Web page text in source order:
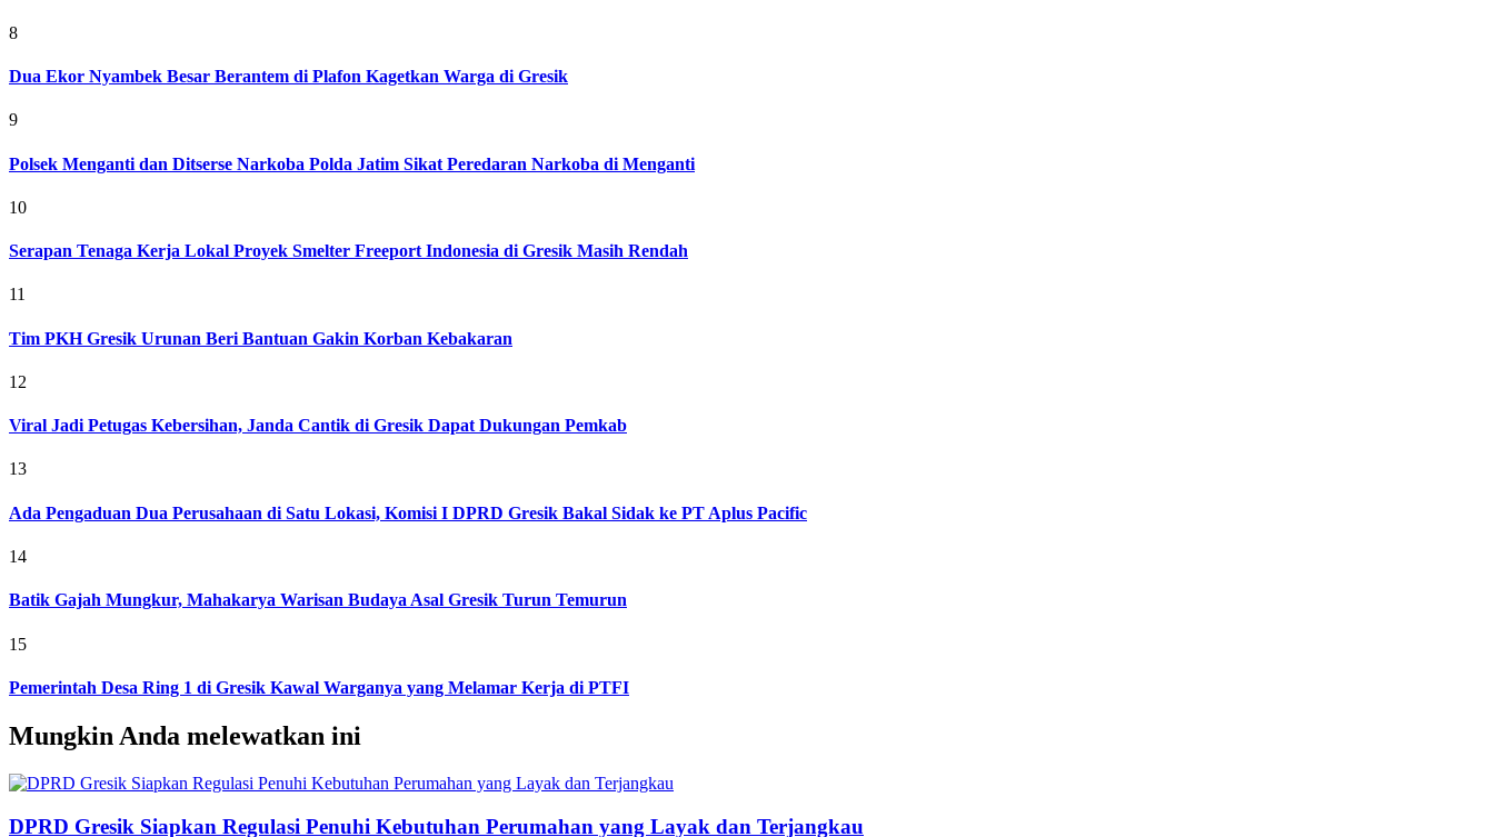
8
Dua Ekor Nyambek Besar Berantem di Plafon Kagetkan Warga di Gresik
9
Polsek Menganti dan Ditserse Narkoba Polda Jatim Sikat Peredaran Narkoba di Menganti
10
Serapan Tenaga Kerja Lokal Proyek Smelter Freeport Indonesia di Gresik Masih Rendah
11
Tim PKH Gresik Urunan Beri Bantuan Gakin Korban Kebakaran
12
Viral Jadi Petugas Kebersihan, Janda Cantik di Gresik Dapat Dukungan Pemkab
13
Ada Pengaduan Dua Perusahaan di Satu Lokasi, Komisi I DPRD Gresik Bakal Sidak ke PT Aplus Pacific
14
Batik Gajah Mungkur, Mahakarya Warisan Budaya Asal Gresik Turun Temurun
15
Pemerintah Desa Ring 1 di Gresik Kawal Warganya yang Melamar Kerja di PTFI
Mungkin Anda melewatkan ini
DPRD Gresik Siapkan Regulasi Penuhi Kebutuhan Perumahan yang Layak dan Terjangkau